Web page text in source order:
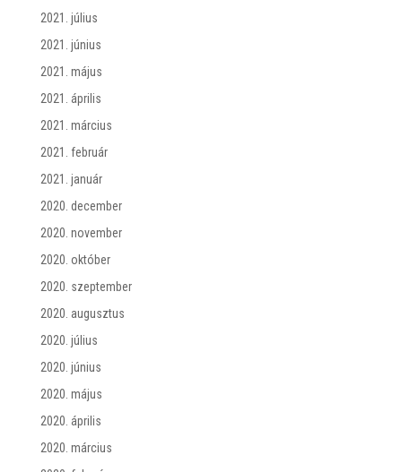
2021. július
2021. június
2021. május
2021. április
2021. március
2021. február
2021. január
2020. december
2020. november
2020. október
2020. szeptember
2020. augusztus
2020. július
2020. június
2020. május
2020. április
2020. március